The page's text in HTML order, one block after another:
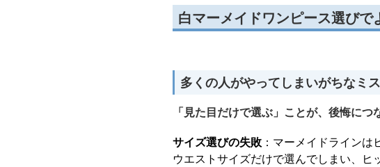
白マーメイドワンピース選びで
多くの人がやってしまいがちなミス
「見た目だけで選ぶ」ことが、後悔につ
サイズ選びの失敗 ：マーメイドラインは
ウエストサイズだけで選んでしまい、ヒ